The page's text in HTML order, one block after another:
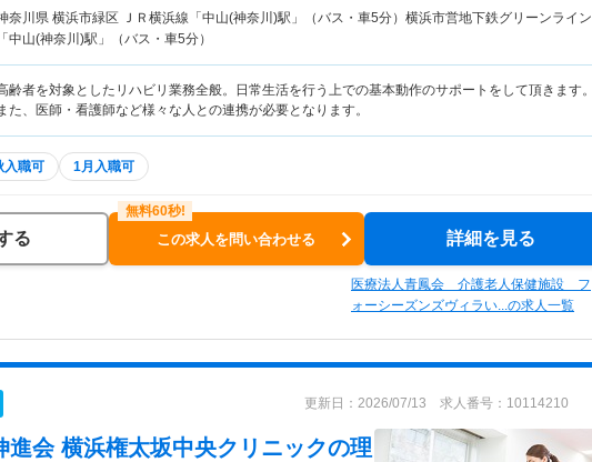
奈川県 横浜市緑区 ＪＲ横浜線「中山(神奈川)駅」（バス・車5分）横浜市営地下鉄グリーンライン
「中山(神奈川)駅」（バス・車5分）
齢者を対象としたリハビリ業務全般。日常生活を行う上での基本動作のサポートをして頂きます。
た、医師・看護師など様々な人との連携が必要となります。
入職可 1月入職可
る この求人を問い合わせる 詳細を見る
医療法人青鳳会 介護老人保健施設 フ
ォーシーズンズヴィラい...の求人一覧
更新日：2026/07/13 求人番号：10114210
進会 横浜権太坂中央クリニックの理